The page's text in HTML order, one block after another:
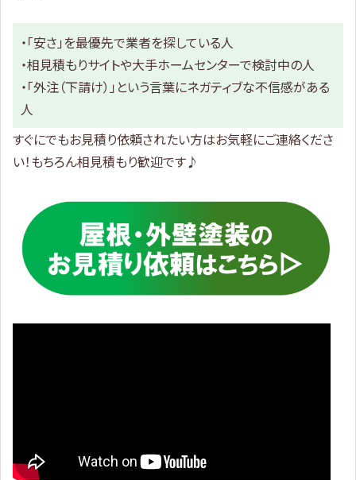
・「安さ」を最優先で業者を探している人
・相見積もりサイトや大手ホームセンターで検討中の人
・「外注（下請け）」という言葉にネガティブな不信感がある
人
すぐにでもお見積り依頼されたい方はお気軽にご連絡くださ
い！もちろん相見積もり歓迎です♪